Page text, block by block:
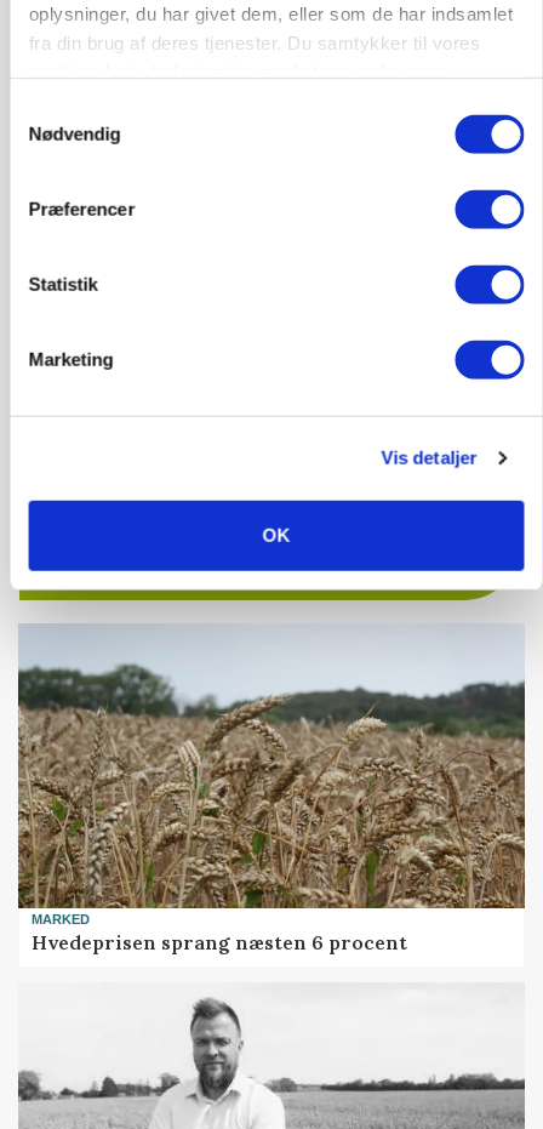
oplysninger, du har givet dem, eller som de har indsamlet
fra din brug af deres tjenester. Du samtykker til vores
Nødvendig
Præferencer
Statistik
Marketing
Vis detaljer
OK
Slagtegrise
10. aug.
Alsidig Håndværker søges
MARKED
Hvedeprisen sprang næsten 6 procent